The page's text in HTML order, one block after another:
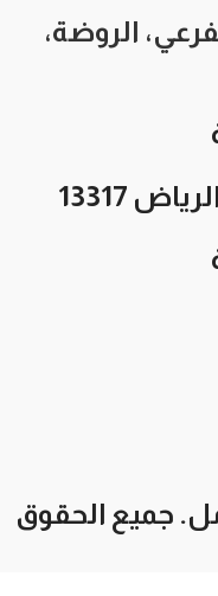
الروضة،
13317
جميع الحقوق